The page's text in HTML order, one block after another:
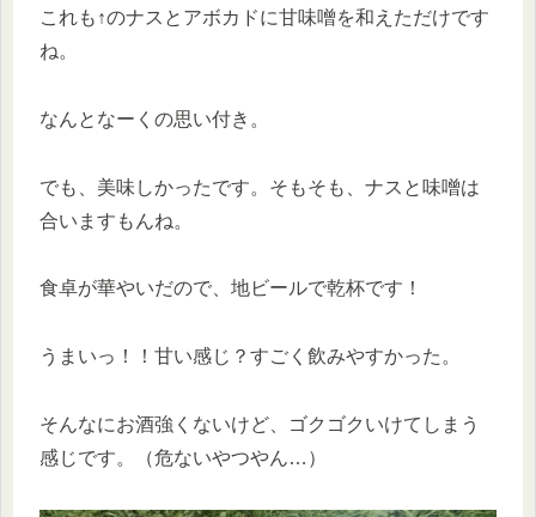
これも↑のナスとアボカドに甘味噌を和えただけです
ね。
なんとなーくの思い付き。
でも、美味しかったです。そもそも、ナスと味噌は
合いますもんね。
食卓が華やいだので、地ビールで乾杯です！
うまいっ！！甘い感じ？すごく飲みやすかった。
そんなにお酒強くないけど、ゴクゴクいけてしまう
感じです。（危ないやつやん…）